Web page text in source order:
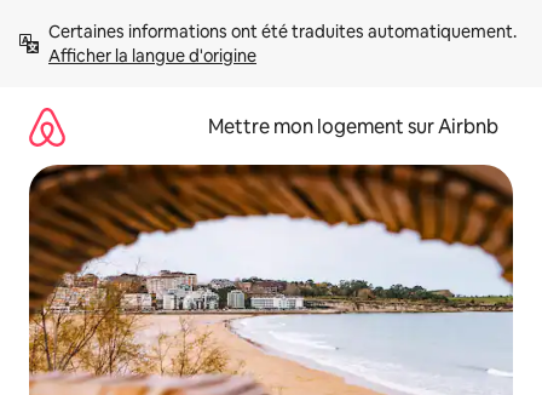
directement
Afficher la langue d'origine
Mettre mon logement sur Airbnb